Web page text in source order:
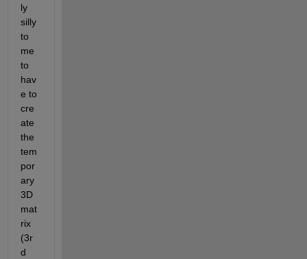
ly
silly
to
me
to
hav
e to
cre
ate
the
tem
por
ary
3D
mat
rix
(3r
d